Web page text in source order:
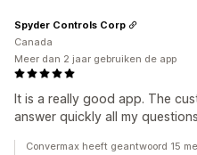
It is a really good app. The
answer quickly all my
Spyder Controls Corp
Canada
Meer dan 2 jaar gebruiken de app
Convermax heeft geantwoord 15